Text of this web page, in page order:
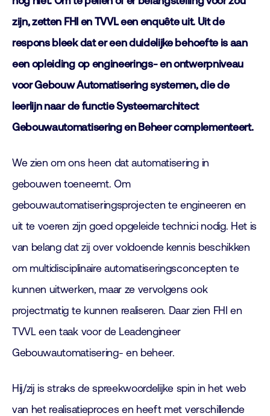
zijn, zetten FHI en TVVL een enquête uit. Uit de
respons bleek dat er een duidelijke behoefte is aan
een opleiding op engineerings- en ontwerpniveau
voor Gebouw Automatisering systemen, die de
leerlijn naar de functie Systeemarchitect
Gebouwautomatisering en Beheer complementeert.
We zien om ons heen dat automatisering in
gebouwen toeneemt. Om
gebouwautomatiseringsprojecten te engineeren en
uit te voeren zijn goed opgeleide technici nodig. Het is
van belang dat zij over voldoende kennis beschikken
om multidisciplinaire automatiseringsconcepten te
kunnen uitwerken, maar ze vervolgens ook
projectmatig te kunnen realiseren. Daar zien FHI en
TVVL een taak voor de Leadengineer
Gebouwautomatisering- en beheer.
Hij/zij is straks de spreekwoordelijke spin in het web
van het realisatieproces en heeft met verschillende